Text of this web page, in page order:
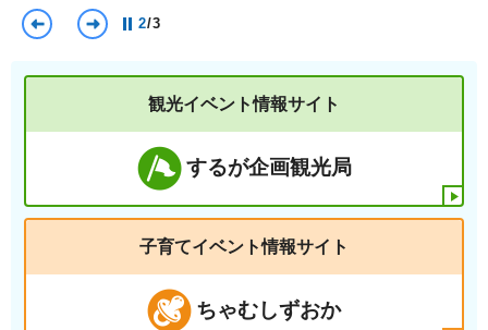
前のスライドを表示
2/3
観光イベント情報サイト
するが企画観光局
子育てイベント情報サイト
ちゃむしずおか